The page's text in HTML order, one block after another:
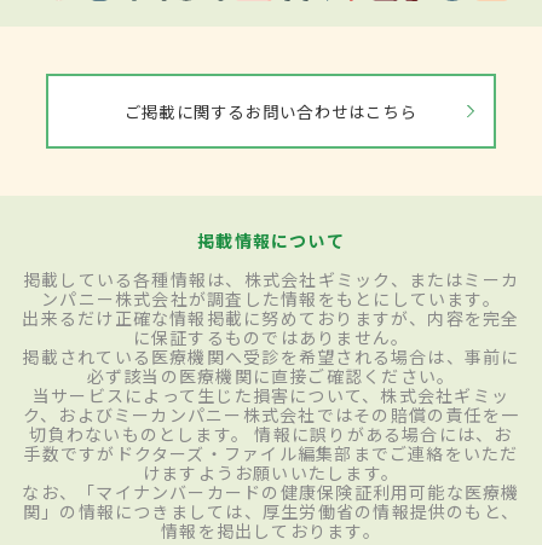
ご掲載に関するお問い合わせはこちら
掲載情報について
掲載している各種情報は、株式会社ギミック、またはミーカ
ンパニー株式会社が調査した情報をもとにしています。
出来るだけ正確な情報掲載に努めておりますが、内容を完全
に保証するものではありません。
掲載されている医療機関へ受診を希望される場合は、事前に
必ず該当の医療機関に直接ご確認ください。
当サービスによって生じた損害について、株式会社ギミッ
ク、およびミーカンパニー株式会社ではその賠償の責任を一
切負わないものとします。 情報に誤りがある場合には、お
手数ですがドクターズ・ファイル編集部までご連絡をいただ
けますようお願いいたします。
なお、「マイナンバーカードの健康保険証利用可能な医療機
関」の情報につきましては、厚生労働省の情報提供のもと、
情報を掲出しております。